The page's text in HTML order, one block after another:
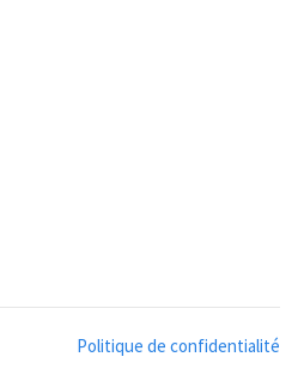
Politique de confidentialité